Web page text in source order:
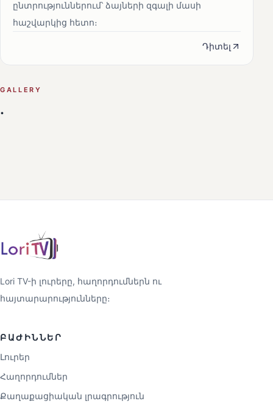
ընտրություններում՝ ձայների զգալի մասի
հաշվարկից հետո։
Դիտել
GALLERY
.
Lori TV-ի լուրերը, հաղորդումներն ու
հայտարարությունները։
ԲԱԺԻՆՆԵՐ
Լուրեր
Հաղորդումներ
Քաղաքացիական լրագրություն